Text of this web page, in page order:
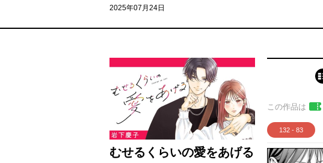
2025年07月24日
むせるくらいの愛をあげる
この作品は
132 - 83